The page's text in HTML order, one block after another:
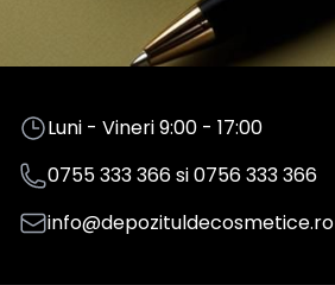
Luni - Vineri 9:00 - 17:00
0755 333 366si0756 333 366
info@depozituldecosmetice.ro